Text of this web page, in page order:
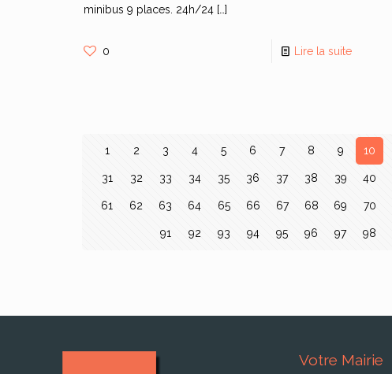
minibus 9 places. 24h/24[…]
0 Lire la suite
1 2 3 4 5 6 7 8 9 10
31 32 33 34 35 36 37 38 39 40
61 62 63 64 65 66 67 68 69 70
91 92 93 94 95 96 97 98
Votre Mairie